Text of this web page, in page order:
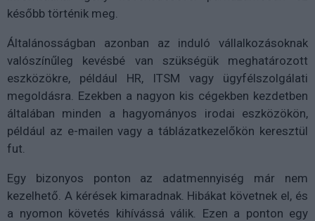
később történik meg.
Általánosságban azonban az induló vállalkozásoknak
valószínűleg kevésbé van szükségük meghatározott
eszközökre, például HR, ITSM vagy ügyfélszolgálati
megoldásra. Ezekben a nagyon kis cégekben kezdetben
általában minden a hagyományos irodai eszközökön,
például az e-mailen vagy a táblázatkezelőkön keresztül
fut.
Egy bizonyos ponton az adatmennyiség már nem
kezelhető. A kérések kimaradnak. Hibákat követnek el, és
a nyomon követés kihívássá válik. Ezen a ponton egy